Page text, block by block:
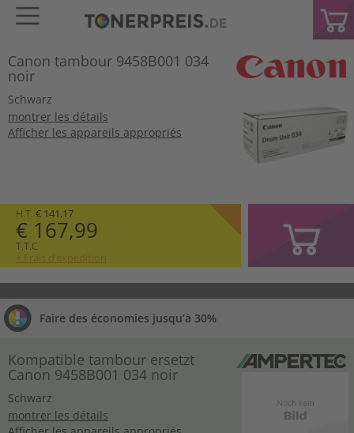
Canon tambour 9458B001 034
noir
Schwarz
montrer les détails
Afficher les appareils appropriés
H.T. € 141,17
€ 167,99
T.T.C
+ Frais d’expédition
Faire des économies jusqu’à 30%
Kompatible tambour ersetzt
Canon 9458B001 034 noir
Schwarz
montrer les détails